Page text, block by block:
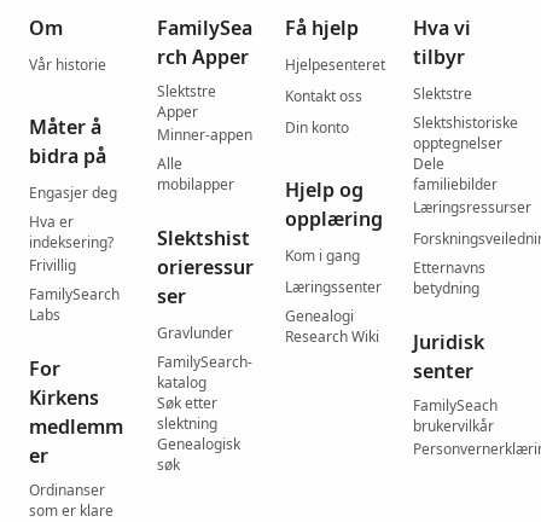
Om
Vår historie
Måter å
bidra på
Engasjer deg
Hva er
indeksering?
Frivillig
FamilySearch
Labs
For
Kirkens
medlemm
er
Ordinanser
som er klare
FamilySea
rch Apper
Slektstre
Apper
Minner-appen
Alle
mobilapper
Slektshist
orieressur
ser
Gravlunder
FamilySearch-
katalog
Søk etter
slektning
Genealogisk
søk
Få hjelp
Hjelpesenteret
Kontakt oss
Din konto
Hjelp og
opplæring
Kom i gang
Læringssenter
Genealogi
Research Wiki
Hva vi
tilbyr
Slektstre
Slektshistoriske
opptegnelser
Dele
familiebilder
Læringsressurser
Etternavns
betydning
Juridisk
senter
FamilySeach
brukervilkår